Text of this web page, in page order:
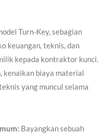
Turn-Key, sebagian
keuangan, teknis, dan
kepada kontraktor kunci.
biaya material
yang muncul selama
Bayangkan sebuah